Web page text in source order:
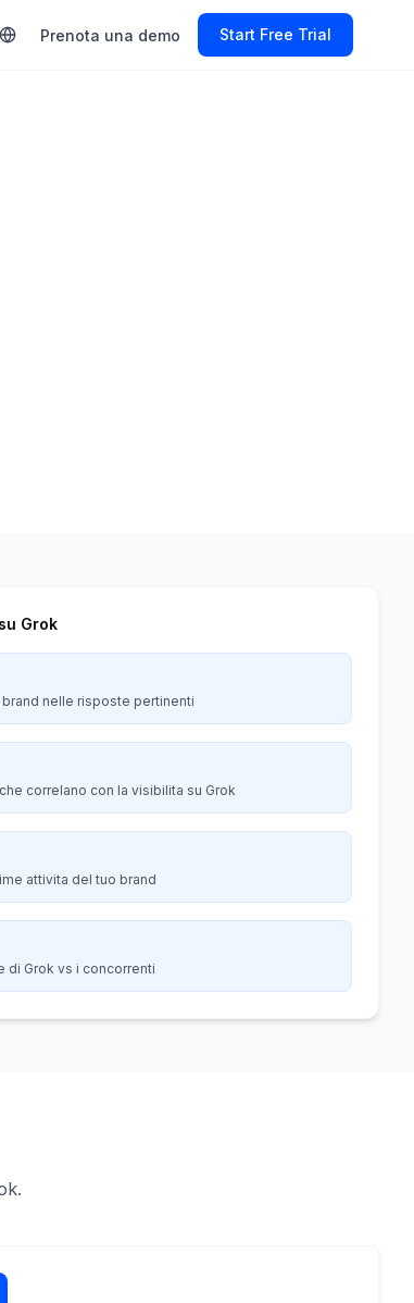
Prenota una demo Start Free Trial
Grok
nelle risposte pertinenti
correlano con la visibilita su Grok
attivita del tuo brand
di Grok vs i concorrenti